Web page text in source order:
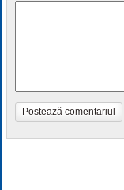
Postează comentariul